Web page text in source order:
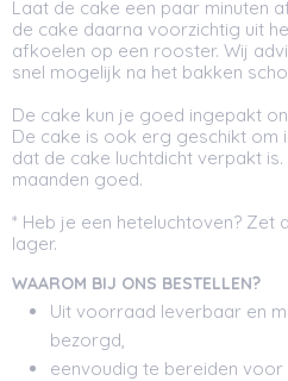
Laat de cake een paar minuten
de cake daarna voorzichtig uit
afkoelen op een rooster. Wij
snel mogelijk na het bakken
De cake kun je goed ingepakt
De cake is ook erg geschikt om
dat de cake luchtdicht verpakt
maanden goed.
* Heb je een heteluchtoven? Zet
lager.
WAAROM BIJ ONS BESTELLEN?
Uit voorraad leverbaar en
bezorgd,
eenvoudig te bereiden voor